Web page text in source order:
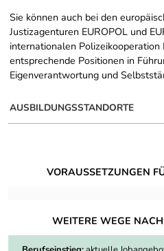
Sie können auch bei den
Justizagenturen EUROPOL und
internationalen
entsprechende Positionen in
Eigenverantwortung und
AUSBILDUNGSSTANDORTE
VORAUSSETZUNGEN
WEITERE WEGE